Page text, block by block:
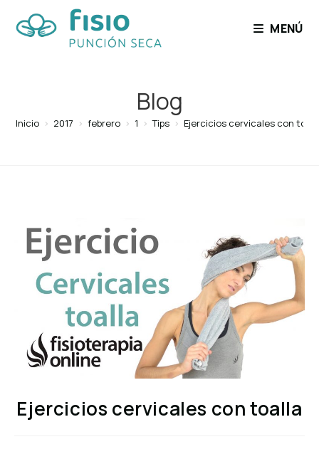
MENÚ
Blog
Inicio > 2017 > febrero > 1 > Tips > Ejercicios cervicales con
Ejercicios cervicales con toalla